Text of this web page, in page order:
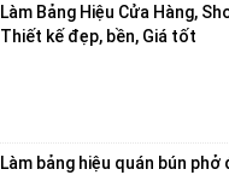
Làm Bảng Hiệu Cửa Hàng,
Thiết kế đẹp, bền, Giá tốt
Làm bảng hiệu quán bún phở